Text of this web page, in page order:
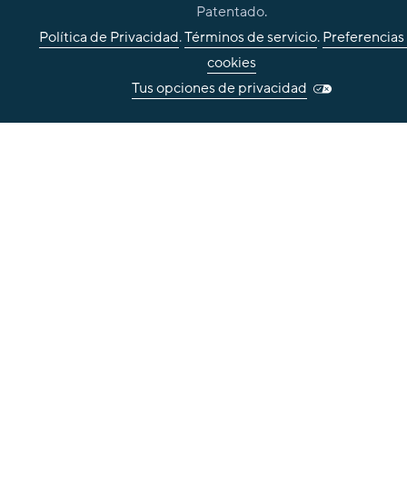
Patentado.
Política de Privacidad.Términos de servicio.
cookies
Tus opciones de privacidad